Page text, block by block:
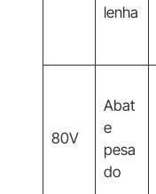
lenha
80V
Abat
e
pesa
do